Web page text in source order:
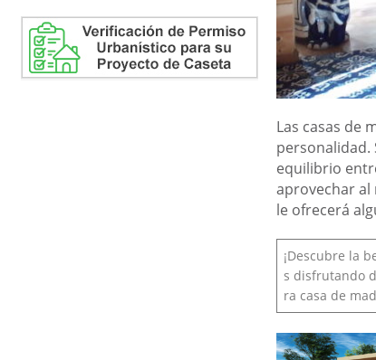
Las casas de
personalidad.
equilibrio
aprovechar al
le ofrecerá
¡Descubre la
s disfrutando
ra casa de